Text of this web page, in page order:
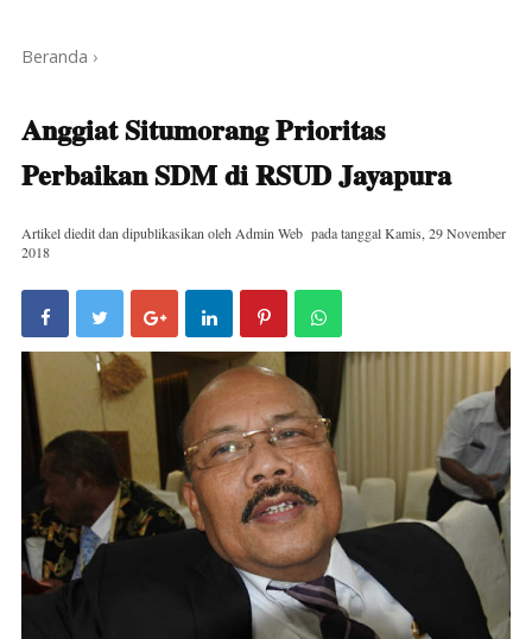
Beranda ›
Anggiat Situmorang Prioritas
Perbaikan SDM di RSUD Jayapura
Artikel diedit dan dipublikasikan oleh Admin Web pada tanggalKamis, 29 November
2018